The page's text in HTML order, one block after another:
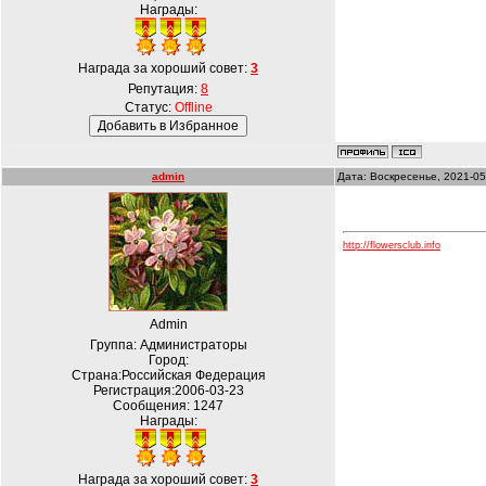
Награды:
Награда за хороший совет: 3
Репутация: 8
Статус: Offline
admin Дата: Воскресенье, 2021-
Admin
Группа: Администраторы
Город:
Страна:Российская Федерация
Регистрация:2006-03-23
Сообщения: 1247
Награды:
Награда за хороший совет: 3
http://flowersclub.info